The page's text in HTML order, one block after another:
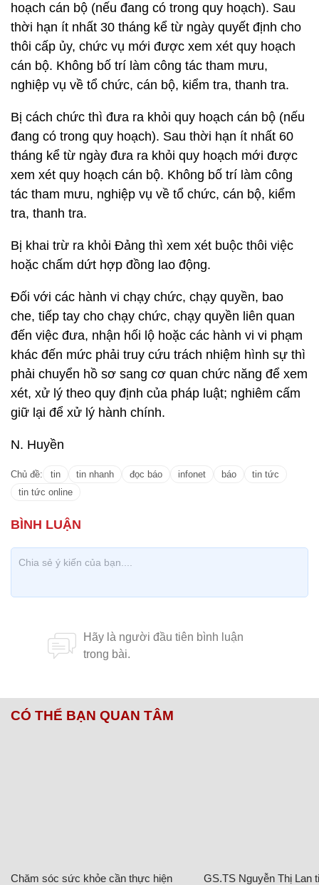
hoạch cán bộ (nếu đang có trong quy hoạch). Sau
thời hạn ít nhất 30 tháng kể từ ngày quyết định cho
thôi cấp ủy, chức vụ mới được xem xét quy hoạch
cán bộ. Không bố trí làm công tác tham mưu,
nghiệp vụ về tổ chức, cán bộ, kiểm tra, thanh tra.
Bị cách chức thì đưa ra khỏi quy hoạch cán bộ (nếu
đang có trong quy hoạch). Sau thời hạn ít nhất 60
tháng kể từ ngày đưa ra khỏi quy hoạch mới được
xem xét quy hoạch cán bộ. Không bố trí làm công
tác tham mưu, nghiệp vụ về tổ chức, cán bộ, kiểm
tra, thanh tra.
Bị khai trừ ra khỏi Đảng thì xem xét buộc thôi việc
hoặc chấm dứt hợp đồng lao động.
Đối với các hành vi chạy chức, chạy quyền, bao
che, tiếp tay cho chạy chức, chạy quyền liên quan
đến việc đưa, nhận hối lộ hoặc các hành vi vi phạm
khác đến mức phải truy cứu trách nhiệm hình sự thì
phải chuyển hồ sơ sang cơ quan chức năng để xem
xét, xử lý theo quy định của pháp luật; nghiêm cấm
giữ lại để xử lý hành chính.
N. Huyền
Chủ đề: tin tin nhanh đọc báo infonet báo
tin tức
tin tức online
CÓ THỂ BẠN QUAN TÂM
Chăm sóc sức khỏe cần thực hiện GS.TS Nguyễn Thị Lan